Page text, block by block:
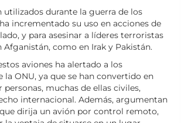
utilizados durante la guerra de los
ha incrementado su uso en acciones de
y para asesinar a líderes terroristas
como en Irak y Pakistán.
aviones ha alertado a los
la ONU, ya que se han convertido en
muchas de ellas civiles,
internacional. Además, argumentan
dirija un avión por control remoto,